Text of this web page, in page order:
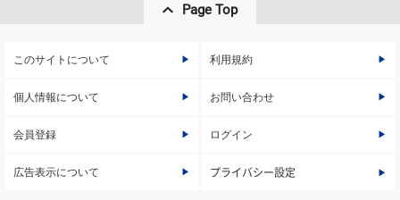
Page Top
このサイトについて 利用規約
個人情報について お問い合わせ
会員登録 ログイン
広告表示について プライバシー設定